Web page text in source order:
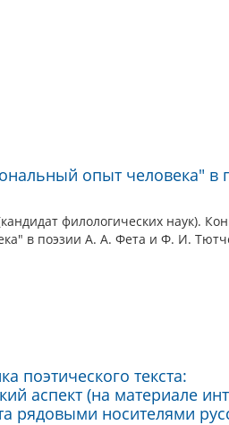
опыт человека" в
филологических наук).
в поэзии А. А. Фета и Ф. И.
поэтического текста:
аспект (на материале
рядовыми носителями